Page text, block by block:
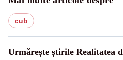
cub
Urmărește știrile Realitatea